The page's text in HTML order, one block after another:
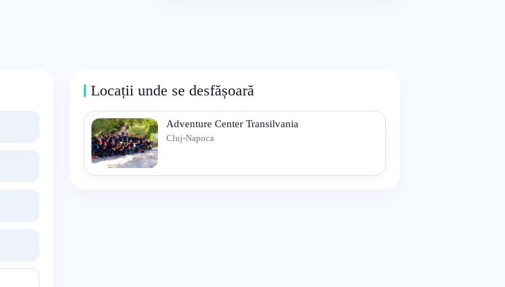
Locații unde se desfășoară
Adventure Center Transilvania
Cluj-Napoca